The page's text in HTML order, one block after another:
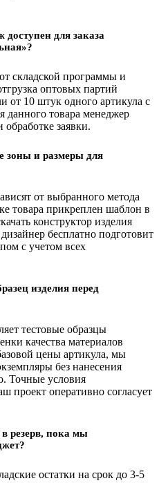
для заказа
складской программы и
оптовых партий
от 10 штук одного артикула с
данного товара менеджер
заявки.
зоны и размеры для
от выбранного метода
товара прикреплен шаблон в
конструктор изделия
бесплатно подготовит
с учетом всех
изделия перед
тестовые образцы
качества материалов
цены артикула, мы
без нанесения
Точные условия
проект оперативно согласует
резерв, пока мы
остатки на срок до 3-5